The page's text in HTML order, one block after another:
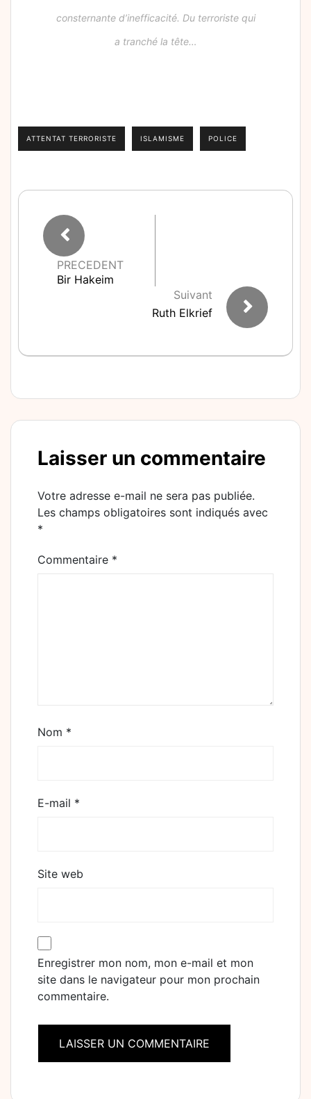
consternante d’inefficacité. Du terroriste qui
a tranché la tête…
ATTENTAT TERRORISTE ISLAMISME POLICE
PRECEDENT
Bir Hakeim
Suivant
Ruth Elkrief
Laisser un commentaire
Votre adresse e-mail ne sera pas publiée.
Les champs obligatoires sont indiqués avec
*
Commentaire *
Nom *
E-mail *
Site web
Enregistrer mon nom, mon e-mail et mon
site dans le navigateur pour mon prochain
commentaire.